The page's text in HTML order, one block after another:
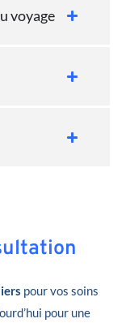
voyage
pour vos soins
pour une